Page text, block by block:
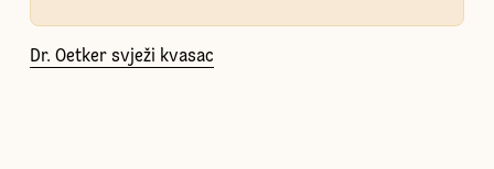
Dr. Oetker svježi kvasac